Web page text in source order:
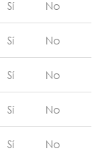
Sí No
Sí No
Sí No
Sí No
Sí No